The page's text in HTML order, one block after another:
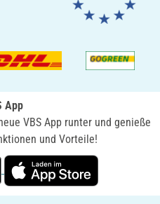
App
VBS App runter und genieße
und Vorteile!